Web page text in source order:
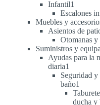
productos
Infantil1
Escalones
Muebles y
Asientos de
Otomanas y
Suministros y
Ayudas para la
diaria1
producto
Seguridad y
baño1
ducha y